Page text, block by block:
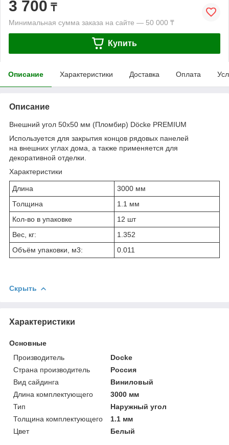
3 700 ₸
Минимальная сумма заказа на сайте — 50 000 ₸
Купить
Описание Характеристики Доставка Оплата
Описание
Внешний угол 50х50 мм (Пломбир) Döcke PREMIUM
Используется для закрытия концов рядовых панелей
на внешних углах дома, а также применяется для
декоративной отделки.
Характеристики
Длина
3000 мм
Толщина
1.1 мм
Кол-во в упаковке
12 шт
Вес, кг:
1.352
Объём упаковки, м3:
0.011
Скрыть
Характеристики
Основные
Производитель
Docke
Страна производитель
Россия
Вид сайдинга
Виниловый
Длина комплектующего
3000 мм
Тип
Наружный угол
Толщина комплектующего
1.1 мм
Цвет
Белый